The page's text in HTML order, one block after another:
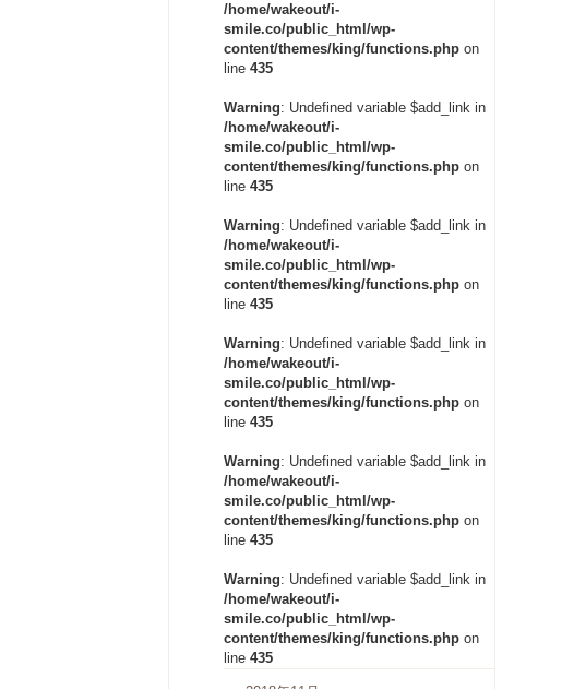
/home/wakeout/i-
smile.co/public_html/wp-
content/themes/king/functions.phpon
line 435
Warning: Undefined variable $add_link in
/home/wakeout/i-
smile.co/public_html/wp-
content/themes/king/functions.phpon
line 435
Warning: Undefined variable $add_link in
/home/wakeout/i-
smile.co/public_html/wp-
content/themes/king/functions.phpon
line 435
Warning: Undefined variable $add_link in
/home/wakeout/i-
smile.co/public_html/wp-
content/themes/king/functions.phpon
line 435
Warning: Undefined variable $add_link in
/home/wakeout/i-
smile.co/public_html/wp-
content/themes/king/functions.phpon
line 435
Warning: Undefined variable $add_link in
/home/wakeout/i-
smile.co/public_html/wp-
content/themes/king/functions.phpon
line 435